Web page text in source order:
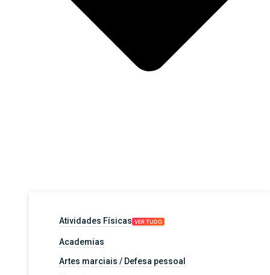
Atividades Físicas VER TUDO
Academias
Artes marciais / Defesa pessoal